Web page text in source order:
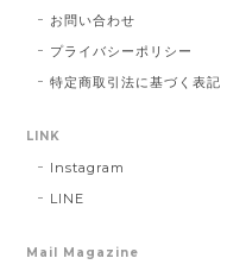
お問い合わせ
プライバシーポリシー
特定商取引法に基づく表記
LINK
Instagram
LINE
Mail Magazine